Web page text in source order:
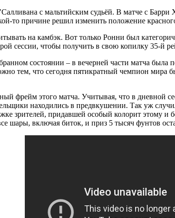
с мальтийским судьёй. В матче с
то причине решил изменить положение
на камбэк. Вот только Ронни был
сессии, чтобы получить в свою копилку 35-й
состоянии – в вечерней части матча
тем, что сегодня пятикратный чемпион мира
фрейм этого матча. Учитывая, что в дневной
находились в предвкушении. Так уж
зрителей, придавшей особый колорит этому
шары, включая биток, и приз 5 тысяч фунтов